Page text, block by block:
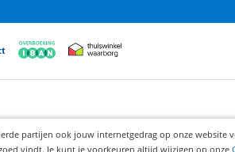
partijen ook jouw internetgedrag op onze website
vindt. Je kunt je voorkeuren altijd wijzigen op onze